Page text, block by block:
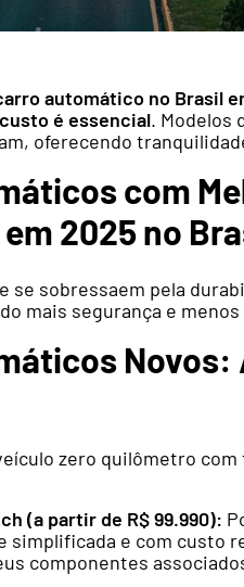
automático no Brasil
é essencial. Modelos
oferecendo
com
2025 no
se sobressaem pela
mais segurança e menos
Novos:
zero quilômetro
(a partir de R$ 99.990):
e com custo
componentes